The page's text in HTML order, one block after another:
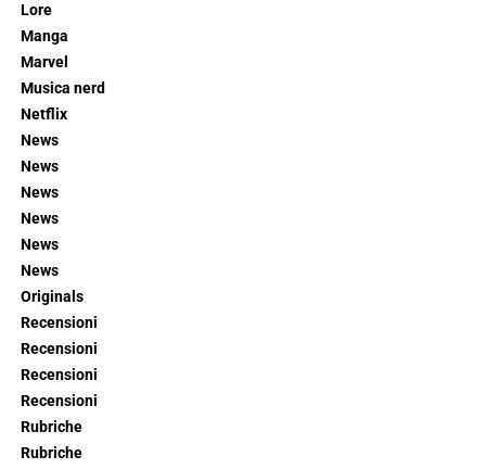
Lore
Manga
Marvel
Musica nerd
Netflix
News
News
News
News
News
News
Originals
Recensioni
Recensioni
Recensioni
Recensioni
Rubriche
Rubriche